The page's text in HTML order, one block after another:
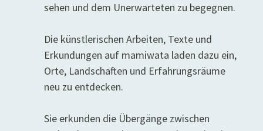
sehen und dem Unerwarteten zu begegnen.
Die künstlerischen Arbeiten, Texte und
Erkundungen auf mamiwata laden dazu ein,
Orte, Landschaften und Erfahrungsräume
neu zu entdecken.
Sie erkunden die Übergänge zwischen